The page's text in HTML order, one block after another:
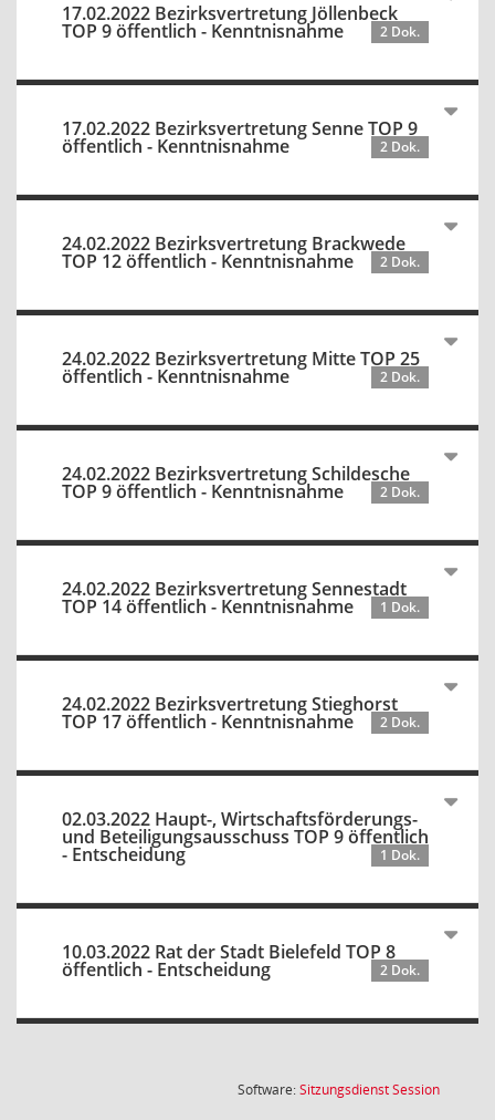
17.02.2022 Bezirksvertretung Jöllenbeck
TOP 9 öffentlich - Kenntnisnahme 2 Dok.
17.02.2022 Bezirksvertretung Senne TOP 9
öffentlich - Kenntnisnahme 2 Dok.
24.02.2022 Bezirksvertretung Brackwede
TOP 12 öffentlich - Kenntnisnahme 2 Dok.
24.02.2022 Bezirksvertretung Mitte TOP 25
öffentlich - Kenntnisnahme 2 Dok.
24.02.2022 Bezirksvertretung Schildesche
TOP 9 öffentlich - Kenntnisnahme 2 Dok.
24.02.2022 Bezirksvertretung Sennestadt
TOP 14 öffentlich - Kenntnisnahme 1 Dok.
24.02.2022 Bezirksvertretung Stieghorst
TOP 17 öffentlich - Kenntnisnahme 2 Dok.
02.03.2022 Haupt-, Wirtschaftsförderungs-
und Beteiligungsausschuss TOP 9 öffentlich
- Entscheidung 1 Dok.
10.03.2022 Rat der Stadt Bielefeld TOP 8
öffentlich - Entscheidung 2 Dok.
Software:SitzungsdienstSession(Wird in